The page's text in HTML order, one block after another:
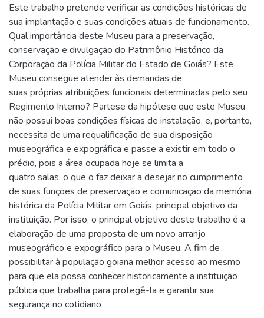
Este trabalho pretende verificar as condições históricas de
sua implantação e suas condições atuais de funcionamento.
Qual importância deste Museu para a preservação,
conservação e divulgação do Patrimônio Histórico da
Corporação da Polícia Militar do Estado de Goiás? Este
Museu consegue atender às demandas de
suas próprias atribuições funcionais determinadas pelo seu
Regimento Interno? Partese da hipótese que este Museu
não possui boas condições físicas de instalação, e, portanto,
necessita de uma requalificação de sua disposição
museográfica e expográfica e passe a existir em todo o
prédio, pois a área ocupada hoje se limita a
quatro salas, o que o faz deixar a desejar no cumprimento
de suas funções de preservação e comunicação da memória
histórica da Polícia Militar em Goiás, principal objetivo da
instituição. Por isso, o principal objetivo deste trabalho é a
elaboração de uma proposta de um novo arranjo
museográfico e expográfico para o Museu. A fim de
possibilitar à população goiana melhor acesso ao mesmo
para que ela possa conhecer historicamente a instituição
pública que trabalha para protegê-la e garantir sua
segurança no cotidiano